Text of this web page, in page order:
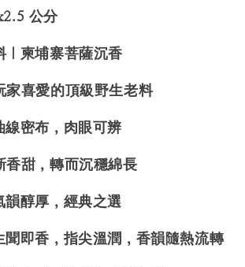
公分
｜柬埔寨菩薩沉香
家喜愛的頂級野生老料
線密布，肉眼可辨
香甜，轉而沉穩綿長
韻醇厚，經典之選
聞即香，指尖溫潤，香韻隨熱流轉